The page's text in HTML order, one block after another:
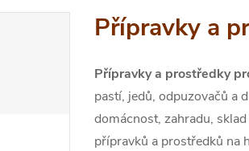
Přípravky a
Přípravky a prostředky
pastí, jedů, odpuzovačů a
domácnost, zahradu,
přípravků a prostředků na